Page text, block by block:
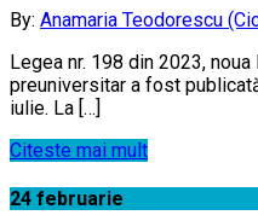
By: Anamaria Teodorescu
Legea nr. 198 din 2023,
preuniversitar a fost
iulie. La […]
Citeste mai mult
24 februarie